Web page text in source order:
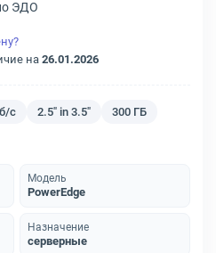
ЭДО
на 26.01.2026
с 2.5" in 3.5" 300 ГБ
Модель
PowerEdge
Назначение
серверные